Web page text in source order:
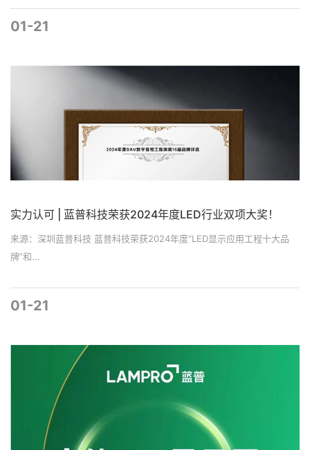
01-21
实力认可 | 蓝普科技荣获2024年度LED行业双项大奖！
来源：深圳蓝普科技 蓝普科技荣获2024年度“LED显示应用工程十大品
牌”和...
01-21